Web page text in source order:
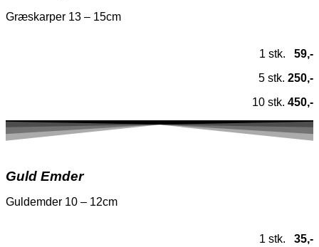
Græskarper 13 – 15cm
1 stk.
59,-
5 stk. 250,-
10 stk. 450,-
Guld Emder
Guldemder 10 – 12cm
1 stk. 35,-